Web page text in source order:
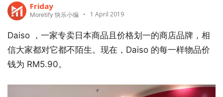
Friday
Moretify 快乐小编 1 April 2019
Daiso ，一家专卖日本商品且价格划一的商店品牌，相
信大家都对它都不陌生。现在，Daiso 的每一样物品价
钱为 RM5.90。